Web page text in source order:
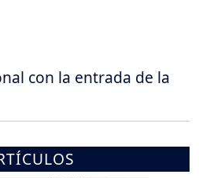
con la entrada de la